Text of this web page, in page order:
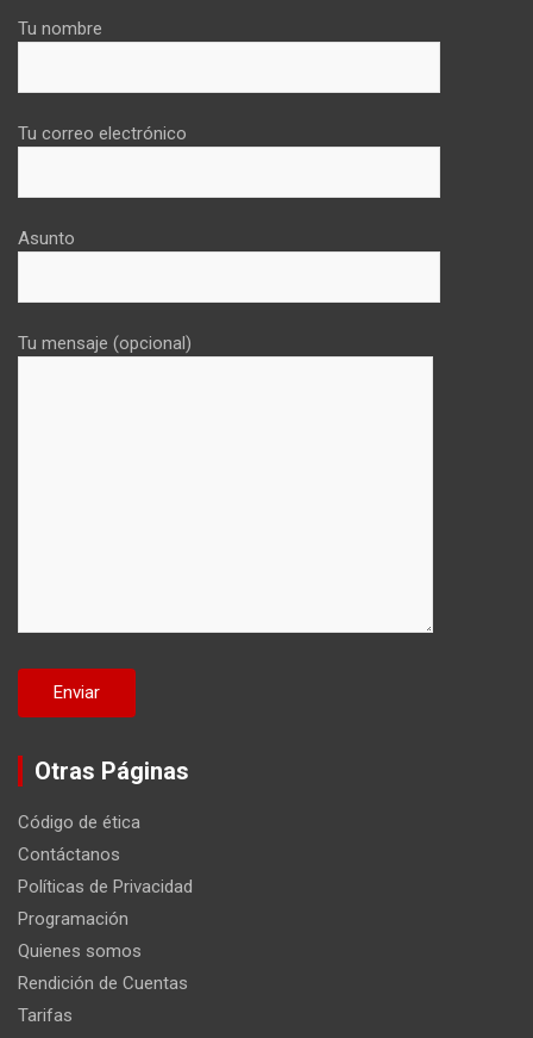
Tu nombre
Tu correo electrónico
Asunto
Tu mensaje (opcional)
Otras Páginas
Código de ética
Contáctanos
Políticas de Privacidad
Programación
Quienes somos
Rendición de Cuentas
Tarifas